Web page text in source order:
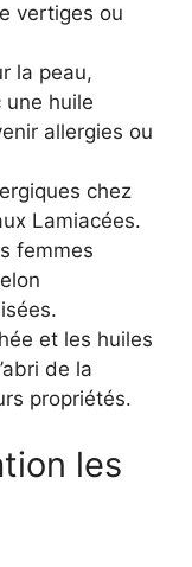
vertiges ou
la peau,
huile
allergies ou
chez
Lamiacées.
femmes
et les huiles
de la
propriétés.
les